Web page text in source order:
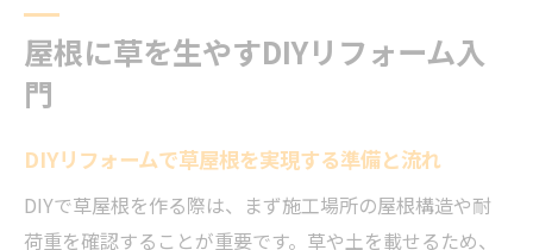
屋根に草を生やすDIYリフォーム入
門
DIYリフォームで草屋根を実現する準備と流れ
DIYで草屋根を作る際は、まず施工場所の屋根構造や耐
荷重を確認することが重要です。草や土を載せるため、